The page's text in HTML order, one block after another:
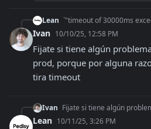
Lean `"timeout of 30000ms
Ivan 10/10/25, 12:58 PM
Fijate si tiene algún
prod, porque por alguna
tira timeout
Ivan Fijate si tiene algún problema de firewall el server de
Lean 10/11/25, 3:26 PM